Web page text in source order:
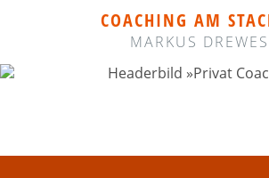
COACHING AM
MARKUS DREWES